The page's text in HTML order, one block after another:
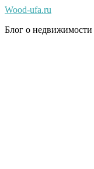
Wood-ufa.ru
Блог о недвижимости